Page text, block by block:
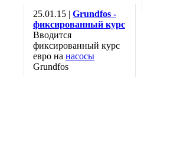
25.01.15 | Grundfos -
фиксированный курс
Вводится
фиксированный курс
евро на насосы
Grundfos